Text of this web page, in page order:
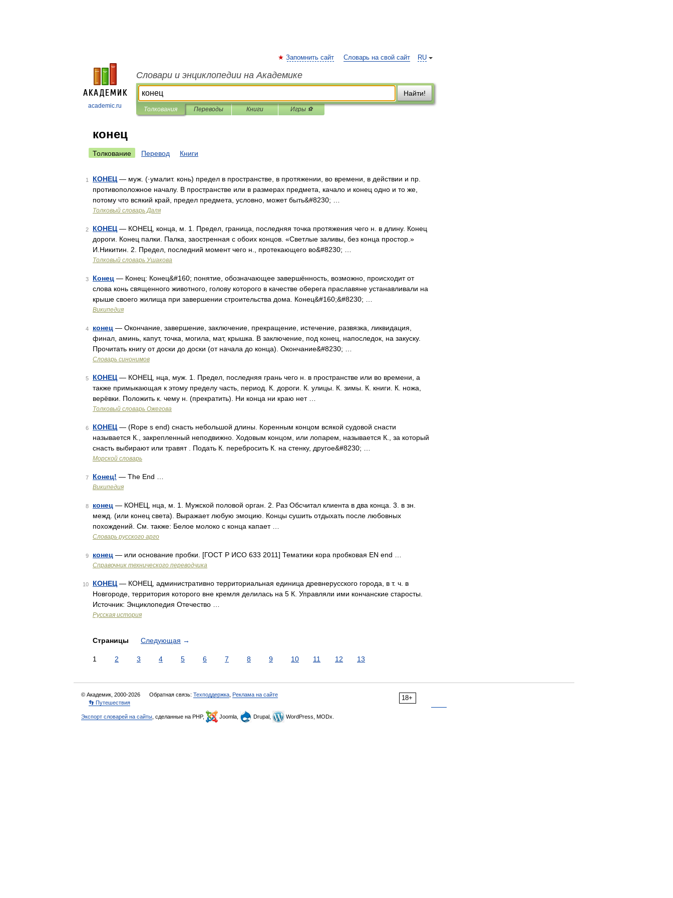
academic.ru
RU
Запомнить сайт Словарь на свой сайт
Словари и энциклопедии на Академике
Найти!
Толкования Переводы Книги Игры ⚽
конец
Толкование Перевод Книги
1 КОНЕЦ — муж. (·умалит. конь) предел в пространстве, в протяжении, во времени, в действии и пр.
противоположное началу. В пространстве или в размерах предмета, качало и конец одно и то же,
потому что всякий край, предел предмета, условно, может быть&#8230; …
Толковый словарь Даля
2 КОНЕЦ — КОНЕЦ, конца, м. 1. Предел, граница, последняя точка протяжения чего н. в длину. Конец
дороги. Конец палки. Палка, заостренная с обоих концов. «Светлые заливы, без конца простор.»
И.Никитин. 2. Предел, последний момент чего н., протекающего во&#8230; …
Толковый словарь Ушакова
3 Конец — Конец: Конец&#160; понятие, обозначающее завершённость, возможно, происходит от
слова конь священного животного, голову которого в качестве оберега праславяне устанавливали на
крыше своего жилища при завершении строительства дома. Конец&#160;&#8230; …
Википедия
4 конец — Окончание, завершение, заключение, прекращение, истечение, развязка, ликвидация,
финал, аминь, капут, точка, могила, мат, крышка. В заключение, под конец, напоследок, на закуску.
Прочитать книгу от доски до доски (от начала до конца). Окончание&#8230; …
Словарь синонимов
5 КОНЕЦ — КОНЕЦ, нца, муж. 1. Предел, последняя грань чего н. в пространстве или во времени, а
также примыкающая к этому пределу часть, период. К. дороги. К. улицы. К. зимы. К. книги. К. ножа,
верёвки. Положить к. чему н. (прекратить). Ни конца ни краю нет …
Толковый словарь Ожегова
6 КОНЕЦ — (Rope s end) снасть небольшой длины. Коренным концом всякой судовой снасти
называется К., закрепленный неподвижно. Ходовым концом, или лопарем, называется К., за который
снасть выбирают или травят . Подать К. перебросить К. на стенку, другое&#8230; …
Морской словарь
7 Конец! — The End …
Википедия
8 конец — КОНЕЦ, нца, м. 1. Мужской половой орган. 2. Раз Обсчитал клиента в два конца. 3. в зн.
межд. (или конец света). Выражает любую эмоцию. Концы сушить отдыхать после любовных
похождений. См. также: Белое молоко с конца капает …
Словарь русского арго
9 конец — или основание пробки. [ГОСТ Р ИСО 633 2011] Тематики кора пробковая EN end …
Справочник технического переводчика
10 КОНЕЦ — КОНЕЦ, административно территориальная единица древнерусского города, в т. ч. в
Новгороде, территория которого вне кремля делилась на 5 К. Управляли ими кончанские старосты.
Источник: Энциклопедия Отечество …
Русская история
Страницы Следующая →
1 2 3 4 5 6 7 8 9 10 11 12 13
18+
© Академик, 2000-2026 Обратная связь: Техподдержка Реклама на сайте
👣 Путешествия
Экспорт словарей на сайты , сделанные на PHP, Joomla, Drupal, WordPress, MODx.